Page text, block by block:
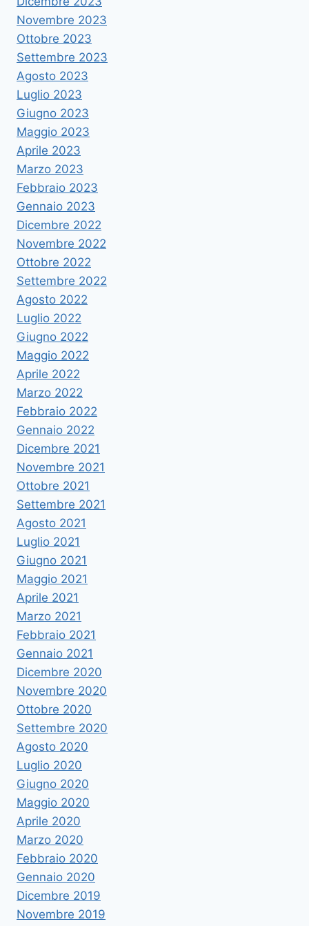
Novembre 2023
Ottobre 2023
Settembre 2023
Agosto 2023
Luglio 2023
Giugno 2023
Maggio 2023
Aprile 2023
Marzo 2023
Febbraio 2023
Gennaio 2023
Dicembre 2022
Novembre 2022
Ottobre 2022
Settembre 2022
Agosto 2022
Luglio 2022
Giugno 2022
Maggio 2022
Aprile 2022
Marzo 2022
Febbraio 2022
Gennaio 2022
Dicembre 2021
Novembre 2021
Ottobre 2021
Settembre 2021
Agosto 2021
Luglio 2021
Giugno 2021
Maggio 2021
Aprile 2021
Marzo 2021
Febbraio 2021
Gennaio 2021
Dicembre 2020
Novembre 2020
Ottobre 2020
Settembre 2020
Agosto 2020
Luglio 2020
Giugno 2020
Maggio 2020
Aprile 2020
Marzo 2020
Febbraio 2020
Gennaio 2020
Dicembre 2019
Novembre 2019